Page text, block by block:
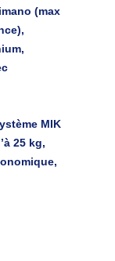
(max
MIK
25 kg,